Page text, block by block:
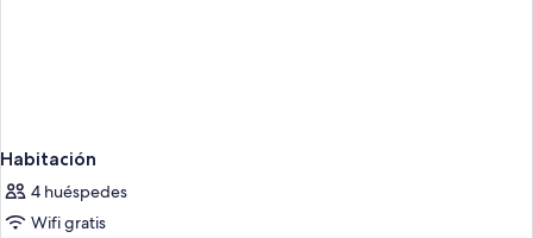
Habitación
4 huéspedes
Wifi gratis